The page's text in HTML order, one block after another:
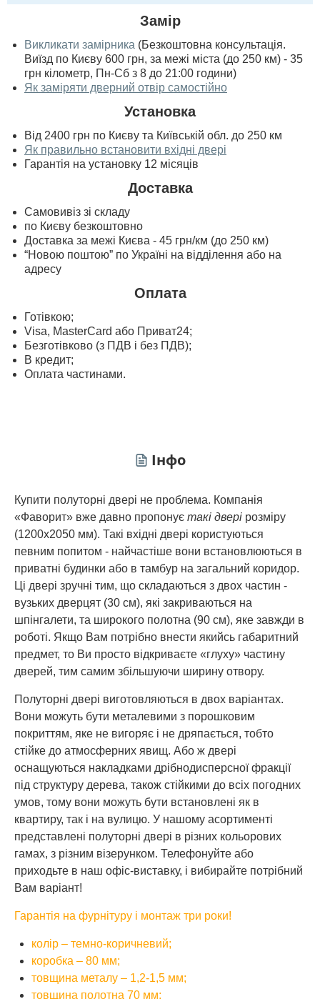
Замір
Викликати замірника (Безкоштовна консультація.
Виїзд по Києву 600 грн, за межі міста (до 250 км) - 35
грн кілометр, Пн-Сб з 8 до 21:00 години)
Як заміряти дверний отвір самостійно
Установка
Від 2400 грн по Києву та Київській обл. до 250 км
Як правильно встановити вхідні двері
Гарантія на установку 12 місяців
Доставка
Самовивіз зі складу
по Києву безкоштовно
Доставка за межі Києва - 45 грн/км (до 250 км)
“Новою поштою” по Україні на відділення або на
адресу
Оплата
Готівкою;
Visa, MasterСard або Приват24;
Безготівково (з ПДВ і без ПДВ);
В кредит;
Оплата частинами.
Інфо
Купити полуторні двері не проблема. Компанія
«Фаворит» вже давно пропонує такі двері розміру
(1200х2050 мм). Такі вхідні двері користуються
певним попитом - найчастіше вони встановлюються в
приватні будинки або в тамбур на загальний коридор.
Ці двері зручні тим, що складаються з двох частин -
вузьких дверцят (30 см), які закриваються на
шпінгалети, та широкого полотна (90 см), яке завжди в
роботі. Якщо Вам потрібно внести якийсь габаритний
предмет, то Ви просто відкриваєте «глуху» частину
дверей, тим самим збільшуючи ширину отвору.
Полуторні двері виготовляються в двох варіантах.
Вони можуть бути металевими з порошковим
покриттям, яке не вигоряє і не дряпається, тобто
стійке до атмосферних явищ. Або ж двері
оснащуються накладками дрібнодисперсної фракції
під структуру дерева, також стійкими до всіх погодних
умов, тому вони можуть бути встановлені як в
квартиру, так і на вулицю. У нашому асортименті
представлені полуторні двері в різних кольорових
гамах, з різним візерунком. Телефонуйте або
приходьте в наш офіс-виставку, і вибирайте потрібний
Вам варіант!
Гарантія на фурнітуру і монтаж три роки!
колір – темно-коричневий;
коробка – 80 мм;
товщина металу – 1,2-1,5 мм;
товщина полотна 70 мм;